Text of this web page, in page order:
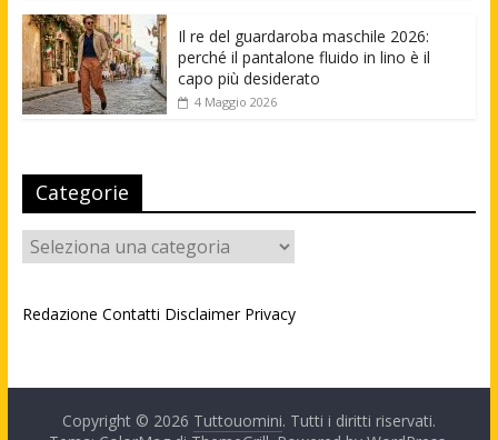
Il re del guardaroba maschile 2026:
perché il pantalone fluido in lino è il
capo più desiderato
4 Maggio 2026
Categorie
Categorie
Redazione Contatti Disclaimer Privacy
Copyright © 2026 Tuttouomini. Tutti i diritti riservati.